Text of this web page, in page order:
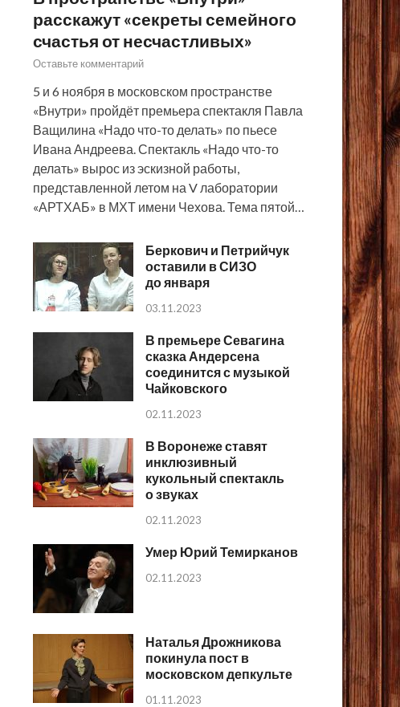
расскажут «секреты семейного
счастья от несчастливых»
Оставьте комментарий
5 и 6 ноября в московском пространстве
«Внутри» пройдёт премьера спектакля Павла
Ващилина «Надо что-то делать» по пьесе
Ивана Андреева. Спектакль «Надо что-то
делать» вырос из эскизной работы,
представленной летом на V лаборатории
«АРТХАБ» в МХТ имени Чехова. Тема пятой…
Беркович и Петрийчук
оставили в СИЗО
до января
03.11.2023
В премьере Севагина
сказка Андерсена
соединится с музыкой
Чайковского
02.11.2023
В Воронеже ставят
инклюзивный
кукольный спектакль
о звуках
02.11.2023
Умер Юрий Темирканов
02.11.2023
Наталья Дрожникова
покинула пост в
московском депкульте
01.11.2023